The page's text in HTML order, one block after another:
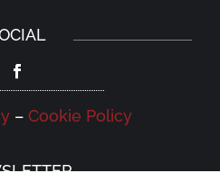
– Cookie Policy